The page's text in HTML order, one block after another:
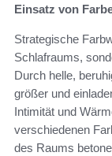
Einsatz von
Strategische
Schlafraums,
Durch helle,
größer und
Intimität und
verschiedenen
des Raums